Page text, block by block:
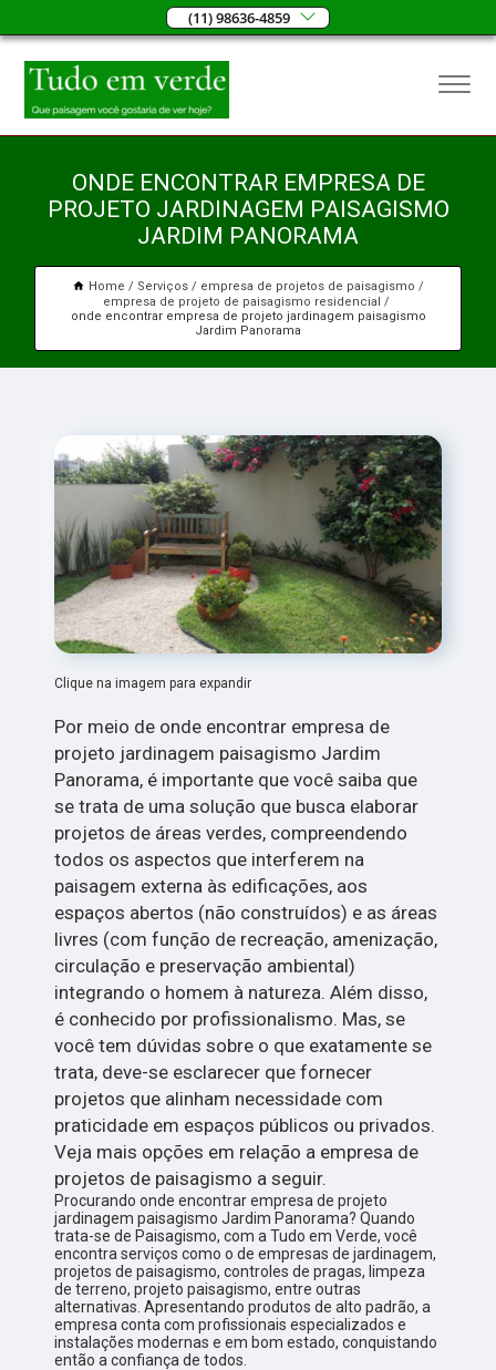
(11) 98636-4859
ONDE ENCONTRAR EMPRESA DE
PROJETO JARDINAGEM PAISAGISMO
JARDIM PANORAMA
Home Serviços
empresa de projetos de paisagismo
empresa de projeto de paisagismo residencial
onde encontrar empresa de projeto jardinagem paisagismo
Jardim Panorama
Clique na imagem para expandir
Por meio de onde encontrar empresa de
projeto jardinagem paisagismo Jardim
Panorama, é importante que você saiba que
se trata de uma solução que busca elaborar
projetos de áreas verdes, compreendendo
todos os aspectos que interferem na
paisagem externa às edificações, aos
espaços abertos (não construídos) e as áreas
livres (com função de recreação, amenização,
circulação e preservação ambiental)
integrando o homem à natureza. Além disso,
é conhecido por profissionalismo. Mas, se
você tem dúvidas sobre o que exatamente se
trata, deve-se esclarecer que fornecer
projetos que alinham necessidade com
praticidade em espaços públicos ou privados.
Veja mais opções em relação a empresa de
projetos de paisagismo a seguir.
Procurando onde encontrar empresa de projeto
jardinagem paisagismo Jardim Panorama? Quando
trata-se de Paisagismo, com a Tudo em Verde, você
encontra serviços como o de empresas de jardinagem,
projetos de paisagismo, controles de pragas, limpeza
de terreno, projeto paisagismo, entre outras
alternativas. Apresentando produtos de alto padrão, a
empresa conta com profissionais especializados e
instalações modernas e em bom estado, conquistando
então a confiança de todos.